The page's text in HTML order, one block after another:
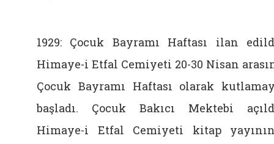
1929: Çocuk Bayramı Haftası ilan
Himaye-i Etfal Cemiyeti 20-30 Nisan
Çocuk Bayramı Haftası olarak
başladı. Çocuk Bakıcı Mektebi
Himaye-i Etfal Cemiyeti kitap